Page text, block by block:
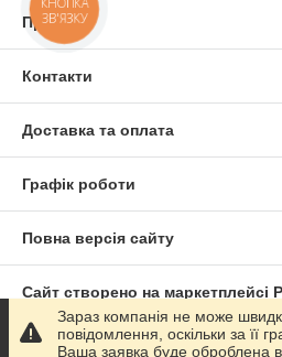
Про нас
Контакти
Доставка та оплата
Графік роботи
Повна версія сайту
Сайт створено на маркетплейсі
Політика конфіденційності
Зараз компанія не може
повідомлення, оскільки за її
Ваша заявка буде оброблена
ЗВ'ЯЗКУ